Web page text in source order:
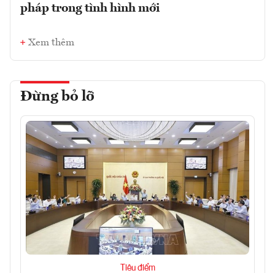
pháp trong tình hình mới
Xem thêm
Đừng bỏ lỡ
Tiêu điểm